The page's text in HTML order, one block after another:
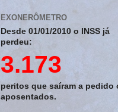
EXONERÔMETRO
Desde 01/01/2010 o INSS já
perdeu:
3.173
peritos que saíram a pedido
aposentados.